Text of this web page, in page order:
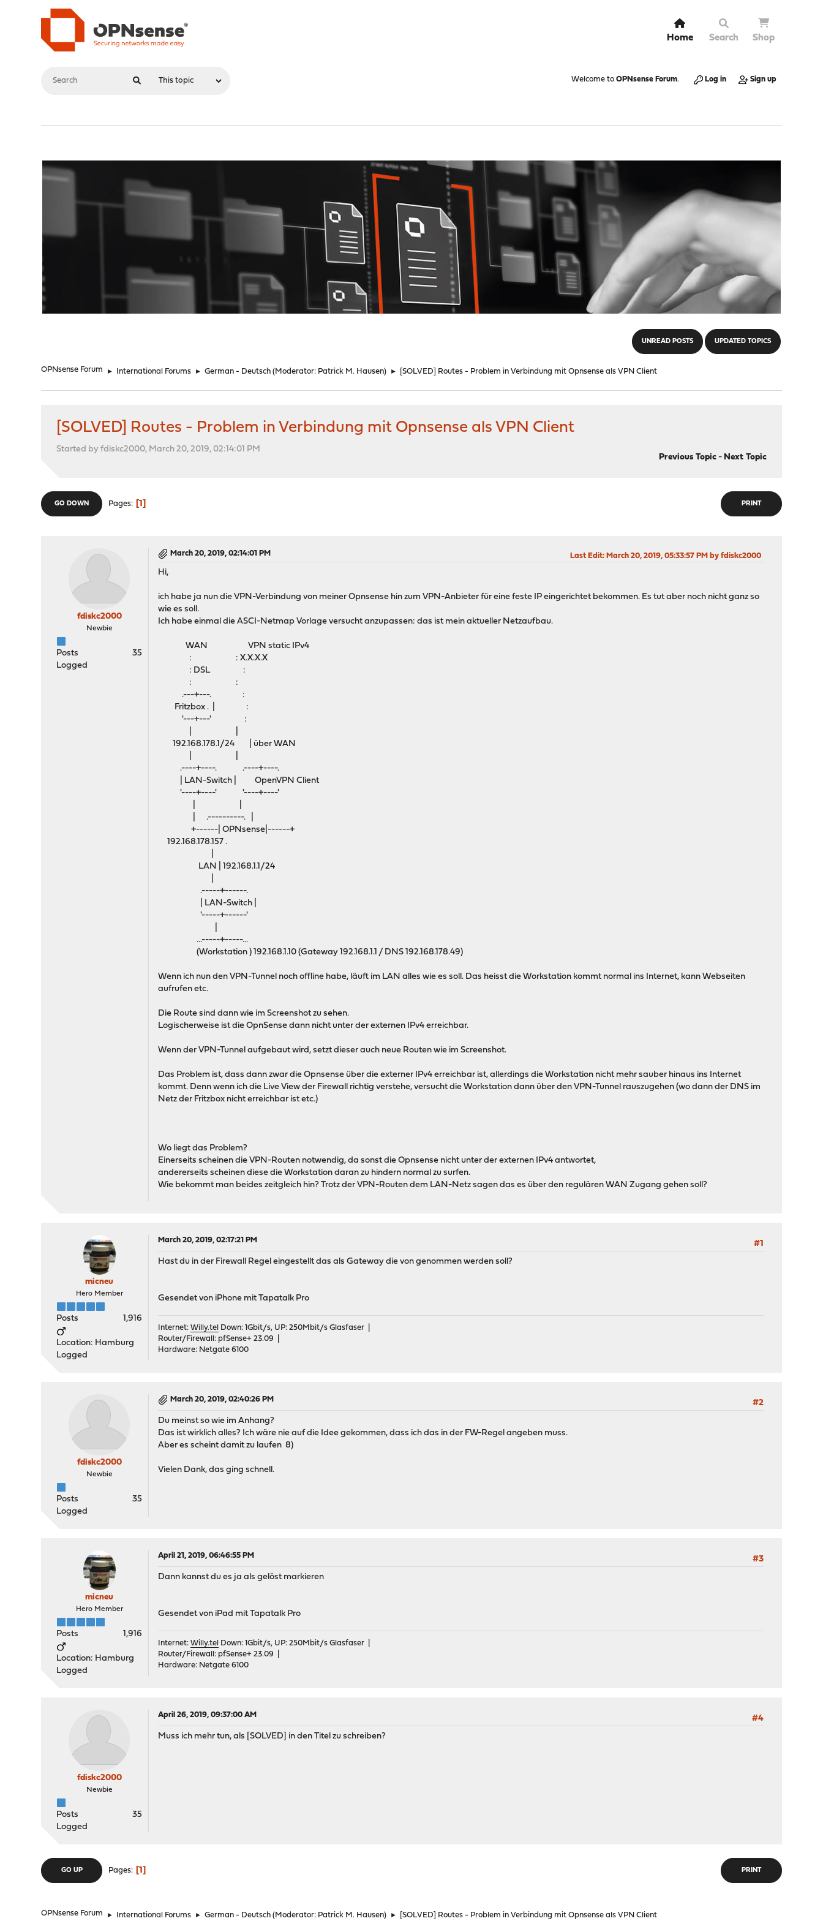
Home Search Shop
Welcome to OPNsense Forum. Log in Sign up
UNREAD POSTS UPDATED TOPICS
OPNsense Forum ► International Forums ► German - Deutsch (Moderator: Patrick M. Hausen) ► [SOLVED] Routes - Problem in Verbindung mit Opnsense als VPN Client
[SOLVED] Routes - Problem in Verbindung mit Opnsense als VPN Client
Started by fdiskc2000, March 20, 2019, 02:14:01 PM
Previous Topic- Next Topic
PRINT
GO DOWN Pages 1
fdiskc2000
Newbie
Posts
35
Logged
March 20, 2019, 02:14:01 PM Last Edit: March 20, 2019, 05:33:57 PM by fdiskc2000
Hi,
ich habe ja nun die VPN-Verbindung von meiner Opnsense hin zum VPN-Anbieter für eine feste IP eingerichtet bekommen. Es tut aber noch nicht ganz so
wie es soll.
Ich habe einmal die ASCI-Netmap Vorlage versucht anzupassen: das ist mein aktueller Netzaufbau.
WAN VPN static IPv4
: : X.X.X.X
: DSL :
: :
.---+---. :
Fritzbox . | :
'---+---' :
192.168.178.1/24 | über WAN
.----+----. .----+----.
| LAN-Switch | OpenVPN Client
'----+----' '----+----'
| .----------. |
+------| OPNsense|------+
192.168.178.157 .
LAN | 192.168.1.1/24
.-----+------.
| LAN-Switch |
'-----+------'
...-----+-----...
(Workstation ) 192.168.1.10 (Gateway 192.168.1.1 / DNS 192.168.178.49)
Wenn ich nun den VPN-Tunnel noch offline habe, läuft im LAN alles wie es soll. Das heisst die Workstation kommt normal ins Internet, kann Webseiten
aufrufen etc.
Die Route sind dann wie im Screenshot zu sehen.
Logischerweise ist die OpnSense dann nicht unter der externen IPv4 erreichbar.
Wenn der VPN-Tunnel aufgebaut wird, setzt dieser auch neue Routen wie im Screenshot.
Das Problem ist, dass dann zwar die Opnsense über die externer IPv4 erreichbar ist, allerdings die Workstation nicht mehr sauber hinaus ins Internet
kommt. Denn wenn ich die Live View der Firewall richtig verstehe, versucht die Workstation dann über den VPN-Tunnel rauszugehen (wo dann der DNS im
Netz der Fritzbox nicht erreichbar ist etc.)
Wo liegt das Problem?
Einerseits scheinen die VPN-Routen notwendig, da sonst die Opnsense nicht unter der externen IPv4 antwortet,
andererseits scheinen diese die Workstation daran zu hindern normal zu surfen.
Wie bekommt man beides zeitgleich hin? Trotz der VPN-Routen dem LAN-Netz sagen das es über den regulären WAN Zugang gehen soll?
micneu
Hero Member
Posts 1,916
Location: Hamburg
Logged
March 20, 2019, 02:17:21 PM
#1
Hast du in der Firewall Regel eingestellt das als Gateway die von genommen werden soll?
Gesendet von iPhone mit Tapatalk Pro
Internet:Willy.tel
Down: 1Gbit/s, UP: 250Mbit/s Glasfaser |
Router/Firewall: pfSense+ 23.09 |
Hardware: Netgate 6100
fdiskc2000
Newbie
Posts
35
Logged
March 20, 2019, 02:40:26 PM
#2
Du meinst so wie im Anhang?
Das ist wirklich alles? Ich wäre nie auf die Idee gekommen, dass ich das in der FW-Regel angeben muss.
Aber es scheint damit zu laufen 8)
Vielen Dank, das ging schnell.
micneu
Hero Member
Posts 1,916
Location: Hamburg
Logged
April 21, 2019, 06:46:55 PM
#3
Dann kannst du es ja als gelöst markieren
Gesendet von iPad mit Tapatalk Pro
Internet:Willy.tel
Down: 1Gbit/s, UP: 250Mbit/s Glasfaser |
Router/Firewall: pfSense+ 23.09 |
Hardware: Netgate 6100
fdiskc2000
Newbie
Posts
35
Logged
April 26, 2019, 09:37:00 AM
#4
Muss ich mehr tun, als [SOLVED] in den Titel zu schreiben?
PRINT
GO UP Pages 1
OPNsense Forum ► International Forums ► German - Deutsch (Moderator: Patrick M. Hausen) ► [SOLVED] Routes - Problem in Verbindung mit Opnsense als VPN Client